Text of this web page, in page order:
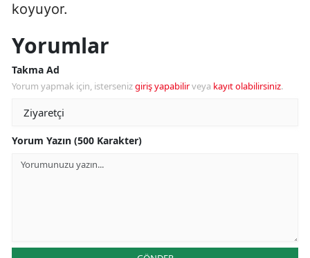
koyuyor.
Yorumlar
Takma Ad
Yorum yapmak için, istersenizgiriş yapabilirveya kayıt olabilirsiniz.
Yorum Yazın (500 Karakter)